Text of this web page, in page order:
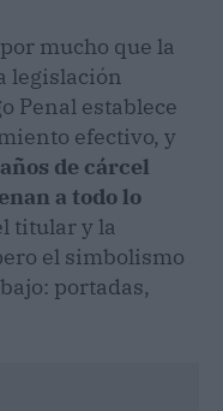
mucho que la
legislación
Penal establece
efectivo, y
de cárcel
a todo lo
titular y la
el simbolismo
portadas,